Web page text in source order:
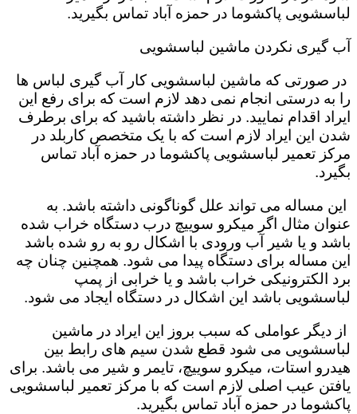
لباسشویی پاکشوما در حمزه آباد تماس بگیرید.
آب گیری نکردن ماشین لباسشویی
در صورتی که ماشین لباسشویی کار آب گیری لباس ها
را به درستی انجام نمی دهد لازم است که برای رفع این
ایراد اقدام نمایید. در نظر داشته باشید که برای برطرف
شدن این ایراد لازم است که با یک متخصص کاربلد در
مرکز تعمیر لباسشویی پاکشوما در حمزه آباد تماس
بگیرد.
این مساله می تواند علل گوناگونی داشته باشد. به
عنوان مثال اگر میکرو سوییچ درب دستگاه خراب شده
باشد و یا شیر آب ورودی با اشکال رو به رو شده باشد
این مساله برای دستگاه پیدا می شود. همچنین چنان چه
برد الکترونیکی خراب باشد و یا خرابی از پمپ
لباسشویی باشد این اشکال در دستگاه ایجاد می شود.
از دیگر عواملی که سبب بروز این ایراد در ماشین
لباسشویی می شود قطع شدن سیم های رابط بین
هیدرو استات، میکرو سوییچ، تایمر و شیر می باشد. برای
یافتن عیب اصلی لازم است که با مرکز تعمیر لباسشویی
پاکشوما در حمزه آباد تماس بگیرید.